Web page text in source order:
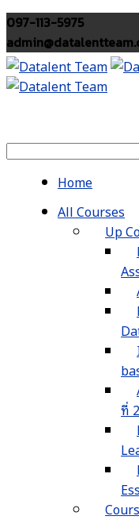
097-113-5975
Home
All Courses
Up
ที่ 2